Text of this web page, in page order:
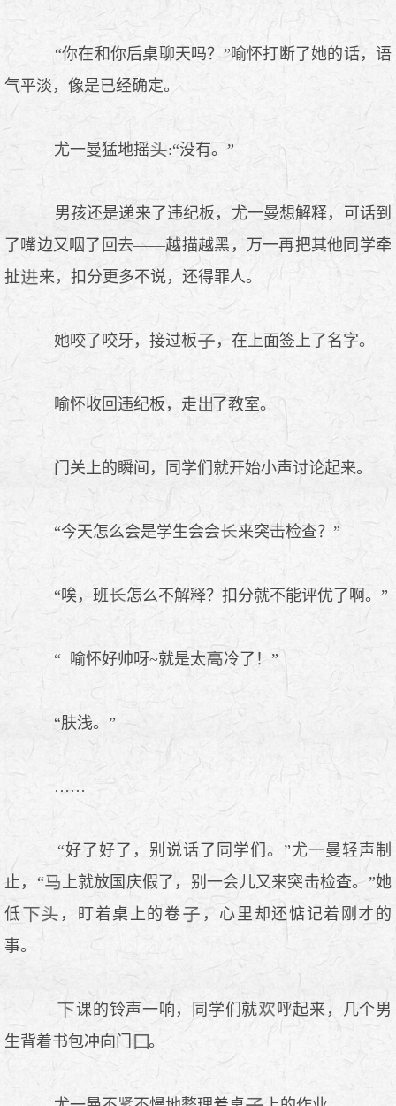
“你在和你后桌聊天吗？”喻怀打断了她的话，语
气平淡，像是已经确定。
尤一曼猛地摇 :“没有。”
男孩还是递来了违纪板，尤一曼想解释，可话到
了嘴边又咽了回去——越描越黑，万一再把其他同学牵
扯
来，扣分更多不说，还得罪人。
她咬了咬牙，接过板 ，在上面签上了名字。
喻怀收回违纪板，走 了教室。
门关上的瞬间，同学们就开始小声讨论起来。
“今天怎么会是学生会会 来突击检查？”
“唉，班 怎么不解释？扣分就不能评优了啊。”
“ 喻怀好帅呀~就是太 冷了！”
“肤浅。”
……
“好了好了，别说话了同学们。”尤一曼轻声制
止，“
上就放国庆假了，别一会儿又来突击检查。”她
低
，盯着桌上的卷
，心里却还惦记着刚才的
事。
课的铃声一响，同学们就
呼起来，几个男
生背着书包冲向门
。